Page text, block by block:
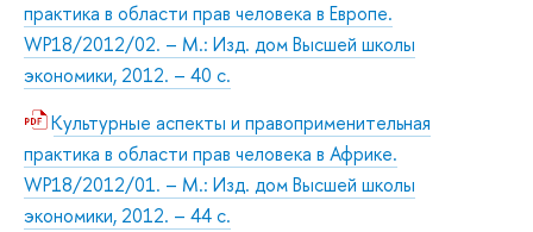
практика в области прав человека в Европе.
WP18/2012/02. – М.: Изд. дом Высшей школы
экономики, 2012. – 40 с.
Культурные аспекты и правоприменительная
практика в области прав человека в Африке.
WP18/2012/01. – М.: Изд. дом Высшей школы
экономики, 2012. – 44 с.